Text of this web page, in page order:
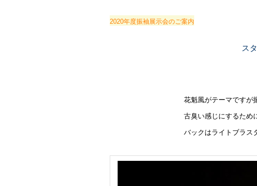
2020年度振袖展示会のご案内
ス
花魁風がテーマですが
古臭い感じにするため
バックはライトブラス